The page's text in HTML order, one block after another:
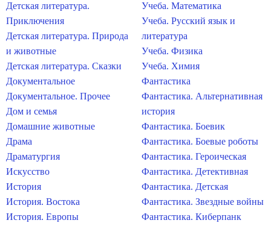
Детская литература.
Приключения
Детская литература. Природа
и животные
Детская литература. Сказки
Документальное
Документальное. Прочее
Дом и семья
Домашние животные
Драма
Драматургия
Искусство
История
История. Востока
История. Европы
Учеба. Математика
Учеба. Русский язык и
литература
Учеба. Физика
Учеба. Химия
Фантастика
Фантастика. Альтернативная
история
Фантастика. Боевик
Фантастика. Боевые роботы
Фантастика. Героическая
Фантастика. Детективная
Фантастика. Детская
Фантастика. Звездные войны
Фантастика. Киберпанк